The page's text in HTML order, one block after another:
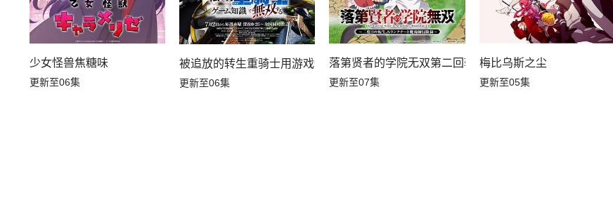
少女怪兽焦糖味
更新至06集
被追放的转生重骑士用游戏知识开无双
更新至06集
落第贤者的学院无双第二回转生，S等级作弊魔术师冒险记
更新至07集
梅比乌斯之尘
更新至05集